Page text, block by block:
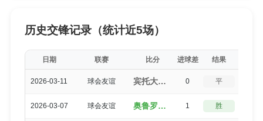
历史交锋记录（统计近5场）
日期 联赛 比分 进球差 结果
2026-03-11 球会友谊 宾托大学生（1-1）奥鲁罗 0 平
2026-03-07 球会友谊 奥鲁罗（4-3）宾托大学生 1 胜